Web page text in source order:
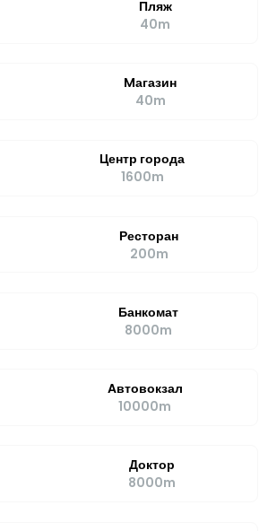
Пляж
40m
Mагазин
40m
Центр города
1600m
Ресторан
200m
Банкомат
8000m
Aвтовокзал
10000m
Доктор
8000m